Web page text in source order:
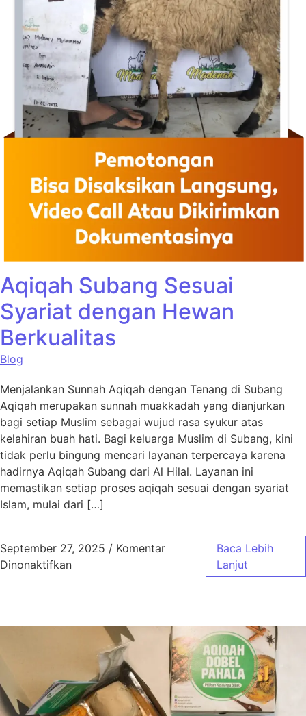
Aqiqah Subang Sesuai
Syariat dengan Hewan
Berkualitas
Blog
Menjalankan Sunnah Aqiqah dengan Tenang di Subang
Aqiqah merupakan sunnah muakkadah yang dianjurkan
bagi setiap Muslim sebagai wujud rasa syukur atas
kelahiran buah hati. Bagi keluarga Muslim di Subang, kini
tidak perlu bingung mencari layanan terpercaya karena
hadirnya Aqiqah Subang dari Al Hilal. Layanan ini
memastikan setiap proses aqiqah sesuai dengan syariat
Islam, mulai dari […]
September 27, 2025 / Komentar
Dinonaktifkanpada Aqiqah Subang Sesuai Syariat dengan
Baca Lebih
Lanjut